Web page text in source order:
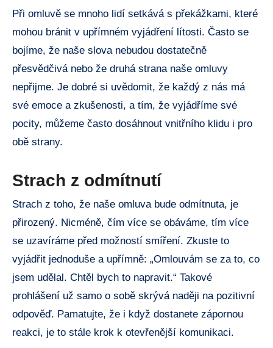
Při omluvě se mnoho ⁢lidí setkává s překážkami, které
mohou ⁢bránit v upřímném vyjádření lítosti. Často ⁤se
⁢bojíme, že ⁣naše slova⁢ nebudou dostatečně
přesvědčivá ⁢nebo že druhá strana ​naše‍ omluvy
nepřijme. Je ⁣dobré si ​uvědomit, že každý z nás ⁢má
své emoce a zkušenosti, a ⁢tím, že vyjádříme ​své
pocity, můžeme ⁣často dosáhnout‌ vnitřního klidu ​i pro
⁤obě⁣ strany.
Strach z‌ odmítnutí
Strach‍ z toho, že ‍naše omluva bude odmítnuta, je
⁣přirozený. Nicméně, čím více se obáváme, tím více
se uzavíráme před⁢ možností​ smíření. Zkuste to⁢
vyjádřit jednoduše a upřímně: „Omlouvám se za ‍to, co
jsem udělal. Chtěl bych⁢ to ‌napravit.“ Takové
prohlášení už ⁣samo o sobě skrývá naději na ⁣pozitivní
odpověď. Pamatujte, že i když dostanete zápornou
reakci, ⁤je to stále​ krok k otevřenější komunikaci.